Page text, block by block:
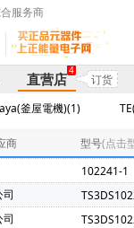
服务商
直营店
4
订货
釜屋電機)(1)
商 型号(点击
102241-1